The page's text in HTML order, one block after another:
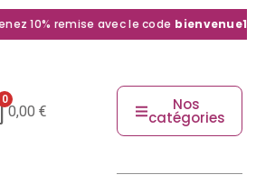
10% remise avec le code bienvenue10
0
0,00 € Nos
catégories